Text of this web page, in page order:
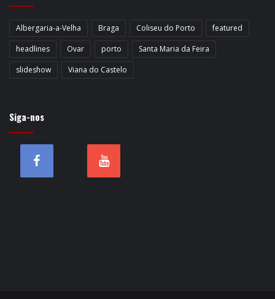
Albergaria-a-Velha Braga Coliseu do Porto
featured
headlines
Ovar porto
Santa Maria da Feira
slideshow
Viana do Castelo
Siga-nos